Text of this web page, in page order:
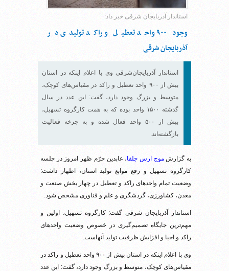
استاندار آذربایجان شرقی خبر داد:
وجود ۹۰۰ واحد تعطیل و راکد تولیدی در
آذربایجان شرقی
استاندار آذربایجان‌شرقی وی با اعلام اینکه در استان
بیش از ۹۰۰ واحد تعطیل و راکد در مقیاس‌های کوچک،
متوسط و بزرگ وجود دارد، گفت: این عدد در سال
گذشته ۱۵۰۰ واحد بوده که به همت کارگروه تسهیل،
بیش از ۵۰۰ واحد فعال شده و به چرخه فعالیت
بازگشته‌اند.
به گزارشموج ارس جلفا، عابدین خرّم ظهر امروز در جلسه
کارگروه تسهیل و رفع موانع تولید استان، اظهار داشت:
وضعیت تمام واحدهای راکد و تعطیل در چهار بخش صنعت و
معدن، کشاورزی، گردشگری و علم و فناوری مشخص شود.
استاندار آذربایجان شرقی گفت: کارگروه تسهیل، اولین و
مهم‌ترین جایگاه تصمیم‌گیری در خصوص وضعیت واحدهای
راکد و احیا و افزایش ظرفیت تولید آنهاست.
وی با اعلام اینکه در استان بیش از ۹۰۰ واحد تعطیل و راکد در
مقیاس‌های کوچک، متوسط و بزرگ وجود دارد، گفت: این عدد